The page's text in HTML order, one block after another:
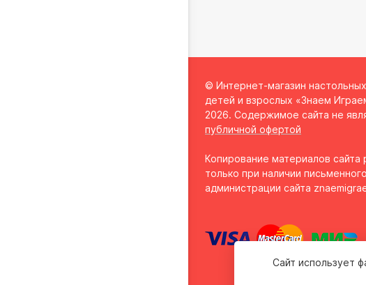
© Интернет-магазин
детей и взрослых «Знаем
2026. Содержимое сайта не
публичной офертой
Копирование материалов сайта
только при наличии
администрации сайта
Сайт использует